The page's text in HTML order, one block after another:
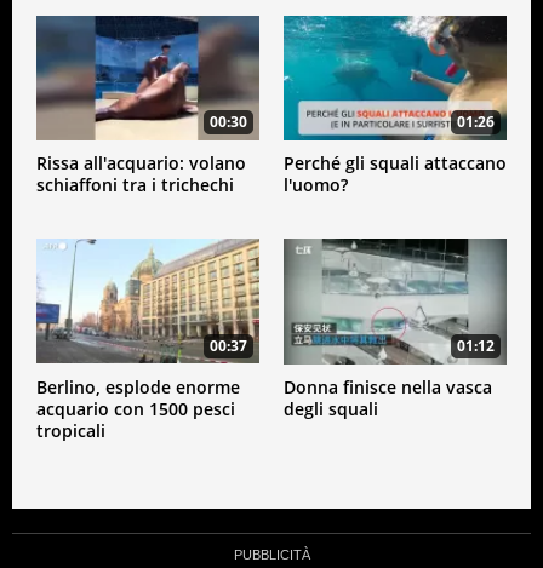
00:30
Rissa all'acquario: volano
schiaffoni tra i trichechi
01:26
Perché gli squali attaccano
l'uomo?
00:37
Berlino, esplode enorme
acquario con 1500 pesci
tropicali
01:12
Donna finisce nella vasca
degli squali